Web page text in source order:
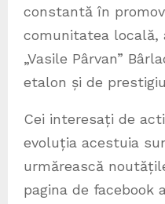
constantă în
comunitatea locală,
„Vasile Pârvan”
etalon și de
Cei interesați de
evoluția acestuia
urmărească
pagina de facebook